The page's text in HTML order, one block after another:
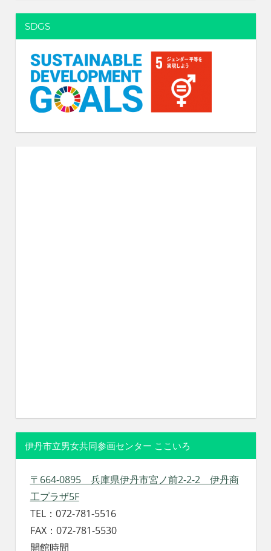
な
ち
へ
SDGS
伊丹市立男女共同参画センター ここいろ
〒664-0895 兵庫県伊丹市宮ノ前2-2-2 伊丹商
工プラザ5F
TEL：072-781-5516
FAX：072-781-5530
開館時間